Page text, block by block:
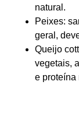
natural.
Peixes:
geral,
Queijo
vegetais,
e proteína